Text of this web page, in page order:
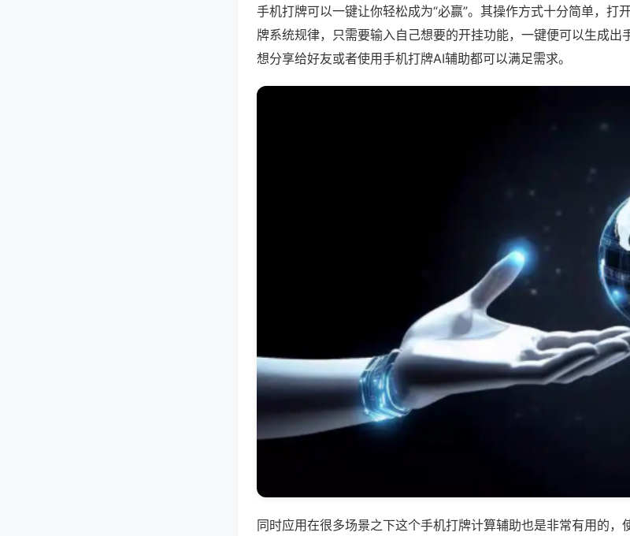
手机打牌可以一键让你轻松成为“必赢”。其操作方式十分简单，打
牌系统规律，只需要输入自己想要的开挂功能，一键便可以生成出
想分享给好友或者使用手机打牌AI辅助都可以满足需求。
同时应用在很多场景之下这个手机打牌计算辅助也是非常有用的，